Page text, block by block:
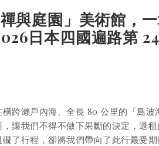
與庭園」美術館，
日本四國遍路第
跨瀨戶內海、全長 80 公里的「島波
讓我們不得不做下果斷的決定，退
了行程，卻將我們帶向了此行最受